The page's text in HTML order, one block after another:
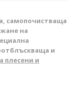
самопочистваща
на
и
плесени и